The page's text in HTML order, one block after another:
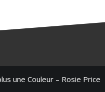
une Couleur – Rosie Price